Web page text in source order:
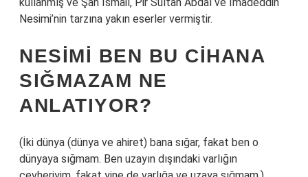
Nesimi’nin tarzına yakın eserler vermiştir.
NESIMI BEN BU CIHANA
SIĞMAZAM NE
ANLATIYOR?
(İki dünya (dünya ve ahiret) bana sığar, fakat ben o
dünyaya sığmam. Ben uzayın dışındaki varlığın